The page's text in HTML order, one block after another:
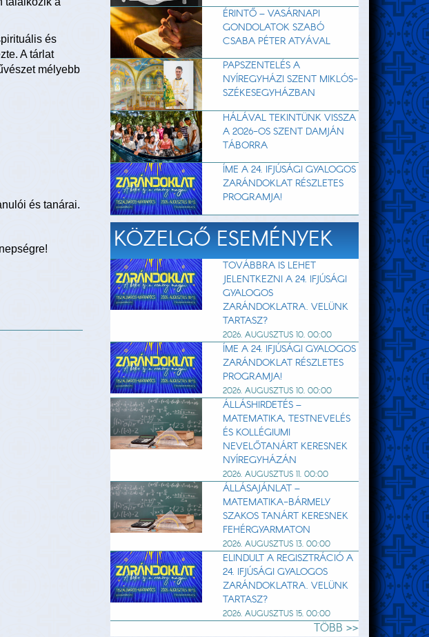
és
A tárlat
mélyebb
és tanárai.
ÉRINTŐ – VASÁRNAPI
GONDOLATOK SZABÓ
CSABA PÉTER ATYÁVAL
PAPSZENTELÉS A
NYÍREGYHÁZI SZENT MIKLÓS-
SZÉKESEGYHÁZBAN
HÁLÁVAL TEKINTÜNK VISSZA
A 2026-OS SZENT DAMJÁN
TÁBORRA
ÍME A 24. IFJÚSÁGI GYALOGOS
ZARÁNDOKLAT RÉSZLETES
PROGRAMJA!
KÖZELGŐ ESEMÉNYEK
TOVÁBBRA IS LEHET
JELENTKEZNI A 24. IFJÚSÁGI
GYALOGOS
ZARÁNDOKLATRA. VELÜNK
TARTASZ?
2026. AUGUSZTUS 10. 00:00
ÍME A 24. IFJÚSÁGI GYALOGOS
ZARÁNDOKLAT RÉSZLETES
PROGRAMJA!
2026. AUGUSZTUS 10. 00:00
ÁLLÁSHIRDETÉS –
MATEMATIKA, TESTNEVELÉS
ÉS KOLLÉGIUMI
NEVELŐTANÁRT KERESNEK
NYÍREGYHÁZÁN
2026. AUGUSZTUS 11. 00:00
ÁLLÁSAJÁNLAT –
MATEMATIKA-BÁRMELY
SZAKOS TANÁRT KERESNEK
FEHÉRGYARMATON
2026. AUGUSZTUS 13. 00:00
ELINDULT A REGISZTRÁCIÓ A
24. IFJÚSÁGI GYALOGOS
ZARÁNDOKLATRA. VELÜNK
TARTASZ?
2026. AUGUSZTUS 15. 00:00
TÖBB >>